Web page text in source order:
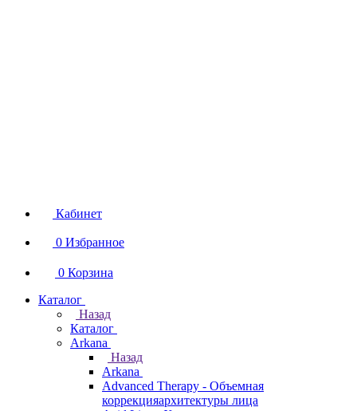
Кабинет
0 Избранное
0 Корзина
Каталог
Назад
Каталог
Arkana
Назад
Arkana
Advanced Therapy - Объемная
коррекцияархитектуры лица